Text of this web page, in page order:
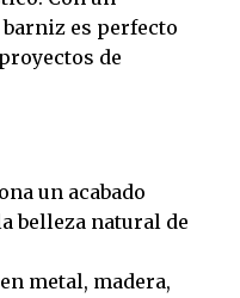
es perfecto
de
un acabado
belleza natural de
metal, madera,